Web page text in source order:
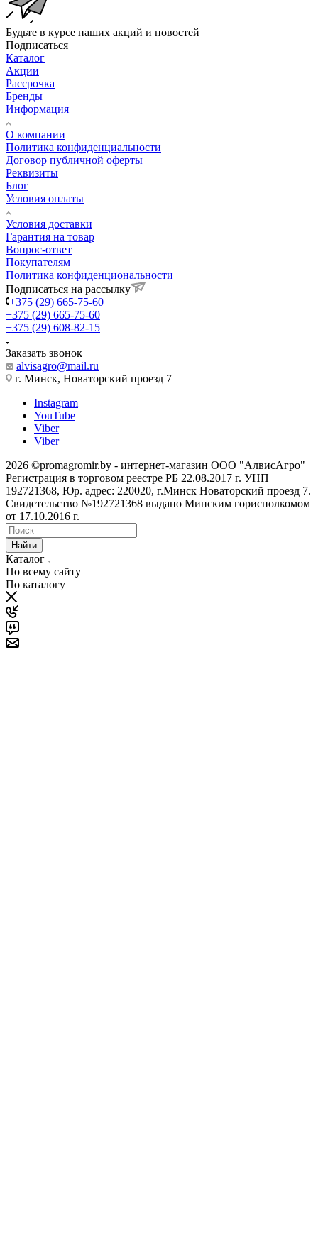
Будьте в курсе наших акций и новостей
Подписаться
Каталог
Акции
Рассрочка
Бренды
Информация
О компании
Политика конфиденциальности
Договор публичной оферты
Реквизиты
Блог
Условия оплаты
Условия доставки
Гарантия на товар
Вопрос-ответ
Покупателям
Политика конфиденциональности
Подписаться на рассылку
+375 (29) 665-75-60
+375 (29) 665-75-60
+375 (29) 608-82-15
Заказать звонок
alvisagro@mail.ru
г. Минск, Новаторский проезд 7
Instagram
YouTube
Viber
Viber
2026 ©promagromir.by - интернет-магазин ООО "АлвисАгро"
Регистрация в торговом реестре РБ 22.08.2017 г. УНП
192721368, Юр. адрес: 220020, г.Минск Новаторский проезд 7.
Свидетельство №192721368 выдано Минским горисполкомом
от 17.10.2016 г.
Найти
Каталог
По всему сайту
По каталогу